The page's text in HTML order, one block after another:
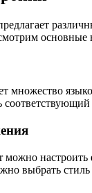
множество
настроить
выбрать